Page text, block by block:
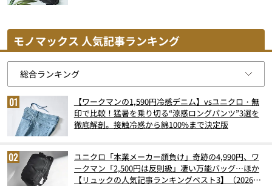
モノマックス 人気記事ランキング
【ワークマンの1,590円冷感デニム】vsユニクロ・無
印で比較！猛暑を乗り切る“涼感ロングパンツ”3選を
徹底解剖。接触冷感から綿100%まで決定版
ユニクロ「本業メーカー顔負け」奇跡の4,990円、ワ
ークマン「2,500円は反則級」凄い万能バッグ…ほか
【リュックの人気記事ランキングベスト3】（2026年